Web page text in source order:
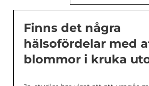
Finns det några
hälsofördelar med
blommor i kruka